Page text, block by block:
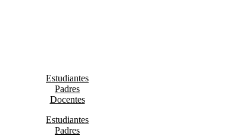
Estudiantes
Padres
Docentes
Estudiantes
Padres